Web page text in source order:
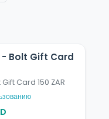
Bolt Gift Card
Card 150 ZAR